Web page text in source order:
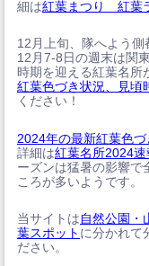
細は紅葉まつり 紅葉
12月上旬、隊へよう側
12月7-8日の週末は関
時期を迎える紅葉名所
紅葉色づき状況、見頃
ください！
2024年の最新紅葉色
詳細は紅葉名所2024速
ーズンは猛暑の影響で
ころが多いようです。
当サイトは自然公園・
葉スポット に分かれて
ださい。